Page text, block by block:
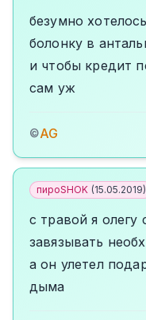
безумно
болонку в
и чтобы кредит
сам уж
©AG
пироSHOK (15.05.2019)
с травой я олегу
завязывать
а он улетел
дыма